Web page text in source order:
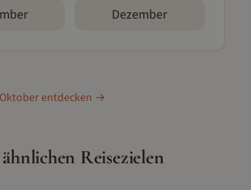
Dezember
Oktoberentdecken →
Reisezielen